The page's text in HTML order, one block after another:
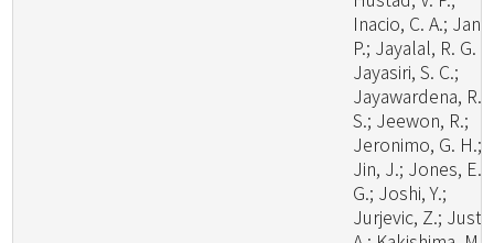
Inacio, C. A.;
P.; Jayalal, R. G.
Jayasiri, S. C.;
Jayawardena, R.
S.; Jeewon, R.;
Jeronimo, G. H.;
Jin, J.; Jones, E.
G.; Joshi, Y.;
Jurjevic, Z.;